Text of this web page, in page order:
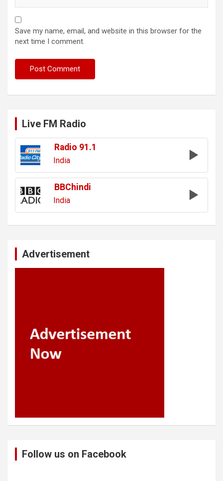
Save my name, email, and website in this browser for the
next time I comment.
Live FM Radio
Radio 91.1
India
BBChindi
India
Advertisement
Follow us on Facebook